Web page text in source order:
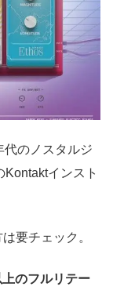
代のノスタルジ
インスト
要チェック。
のフルリテー